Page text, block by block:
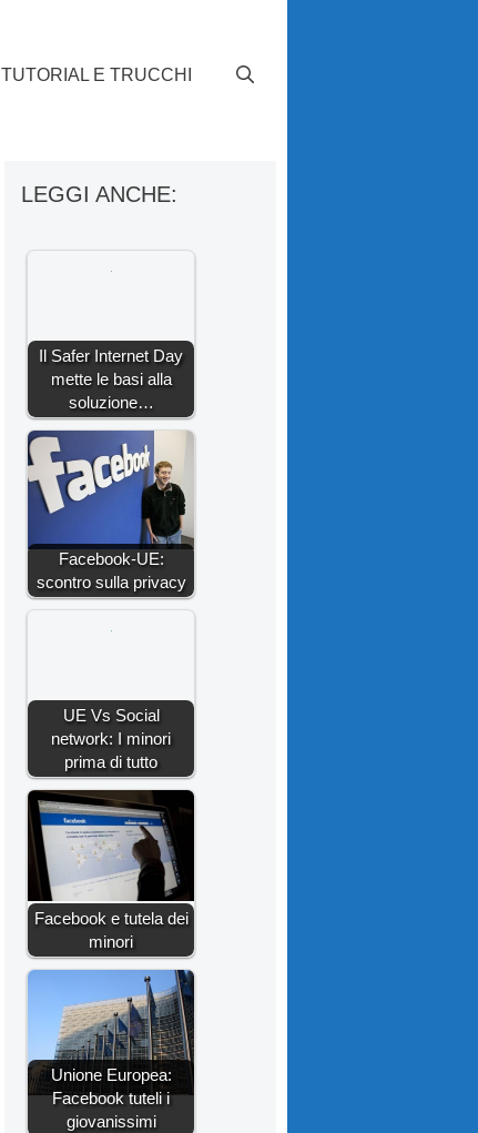
TUTORIAL E TRUCCHI
LEGGI ANCHE:
Il Safer Internet Day
mette le basi alla
soluzione…
Facebook-UE:
scontro sulla privacy
UE Vs Social
network: I minori
prima di tutto
Facebook e tutela dei
minori
Unione Europea:
Facebook tuteli i
giovanissimi